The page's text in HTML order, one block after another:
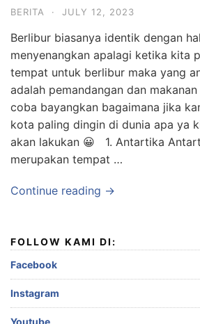
BERITA · JULY 12, 2023
Berlibur biasanya identik dengan
menyenangkan apalagi ketika kita
tempat untuk berlibur maka yang
adalah pemandangan dan
coba bayangkan bagaimana jika
kota paling dingin di dunia apa ya
akan lakukan 😀 1. Antartika
merupakan tempat …
Continue reading →
FOLLOW KAMI DI:
Facebook
Instagram
Youtube